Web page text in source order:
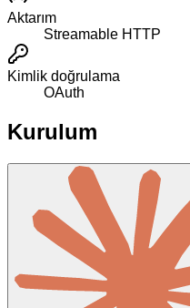
Aktarım
Streamable HTTP
Kimlik doğrulama
OAuth
Kurulum